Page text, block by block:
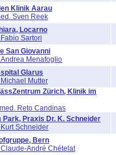
Klinik Aarau
Sven Reek
Locarno
Fabio Sartori
San Giovanni
Andrea Menafoglio
Glarus
Michael Mutter
Zürich, Klinik im
Reto Candinas
Park, Praxis Dr. K. Schneider
Kurt Schneider
Bern
Claude-André Chételat